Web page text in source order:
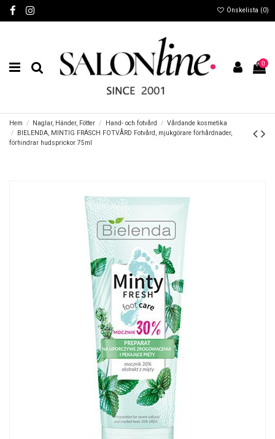
Önskelista (0)
0
Hem Naglar, Händer, Fötter Hand- och fotvård
Vårdande kosmetika
BIELENDA, MINTIG FRÄSCH FOTVÅRD Fotvård, mjukgörare förhårdnader,
förhindrar hudsprickor 75ml